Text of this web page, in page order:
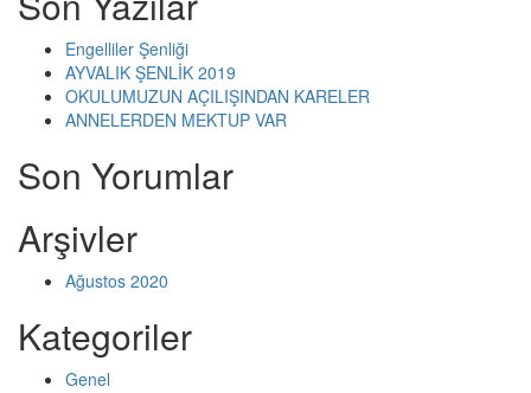
Engelliler Şenliği
AYVALIK ŞENLİK 2019
OKULUMUZUN AÇILIŞINDAN KARELER
ANNELERDEN MEKTUP VAR
Son Yorumlar
Arşivler
Ağustos 2020
Kategoriler
Genel